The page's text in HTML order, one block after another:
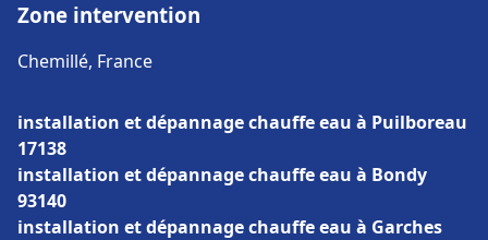
Zone intervention
Chemillé, France
installation et dépannage chauffe eau à Puilboreau
17138
installation et dépannage chauffe eau à Bondy
93140
installation et dépannage chauffe eau à Garches